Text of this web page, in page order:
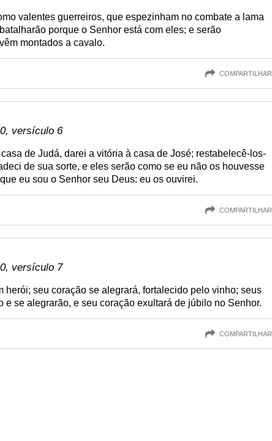
valentes guerreiros, que espezinham no combate a lama
porque o Senhor está com eles; e serão
montados a cavalo.
COMPARTILHAR
versículo 6
de Judá, darei a vitória à casa de José; restabelecê-los-
de sua sorte, e eles serão como se eu não os houvesse
eu sou o Senhor seu Deus: eu os ouvirei.
COMPARTILHAR
versículo 7
herói; seu coração se alegrará, fortalecido pelo vinho; seus
e se alegrarão, e seu coração exultará de júbilo no Senhor.
COMPARTILHAR